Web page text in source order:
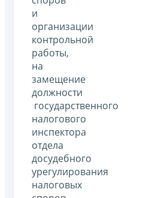
и
организации
контрольной
работы,
на
замещение
должности
государственного
налогового
инспектора
отдела
досудебного
урегулирования
налоговых